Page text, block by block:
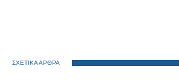
ΣΧΕΤΙΚΑ ΑΡΘΡΑ